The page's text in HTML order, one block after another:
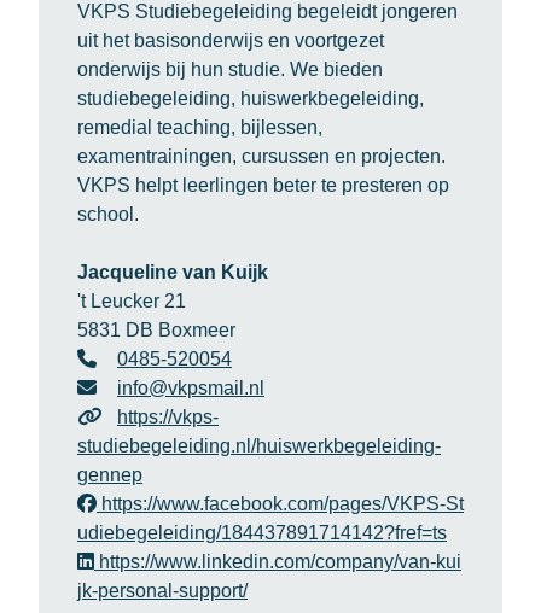
VKPS Studiebegeleiding begeleidt jongeren
uit het basisonderwijs en voortgezet
onderwijs bij hun studie. We bieden
studiebegeleiding, huiswerkbegeleiding,
remedial teaching, bijlessen,
examentrainingen, cursussen en projecten.
VKPS helpt leerlingen beter te presteren op
school.
Jacqueline van Kuijk
't Leucker 21
5831 DB Boxmeer
0485-520054
info@vkpsmail.nl
https://vkps-
studiebegeleiding.nl/huiswerkbegeleiding-
gennep
https://www.facebook.com/pages/VKPS-St
udiebegeleiding/184437891714142?fref=ts
https://www.linkedin.com/company/van-kui
jk-personal-support/